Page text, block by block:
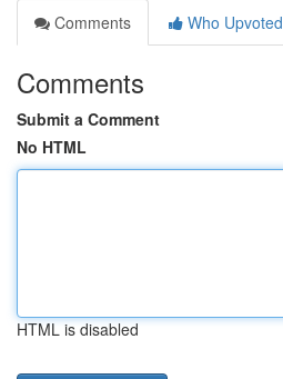
Comments
Who Upvoted
Comments
Submit a Comment
No HTML
HTML is disabled